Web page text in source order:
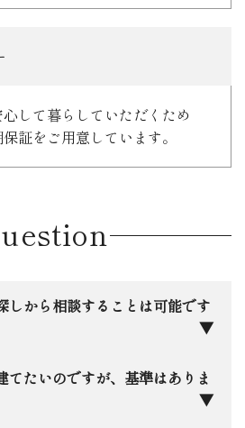
して暮らしていただくため
証をご用意しています。
しから相談することは可能です
城市に本社を構える地元企業と
ないような地元の土地情報も
てたいのですが、基準はありま